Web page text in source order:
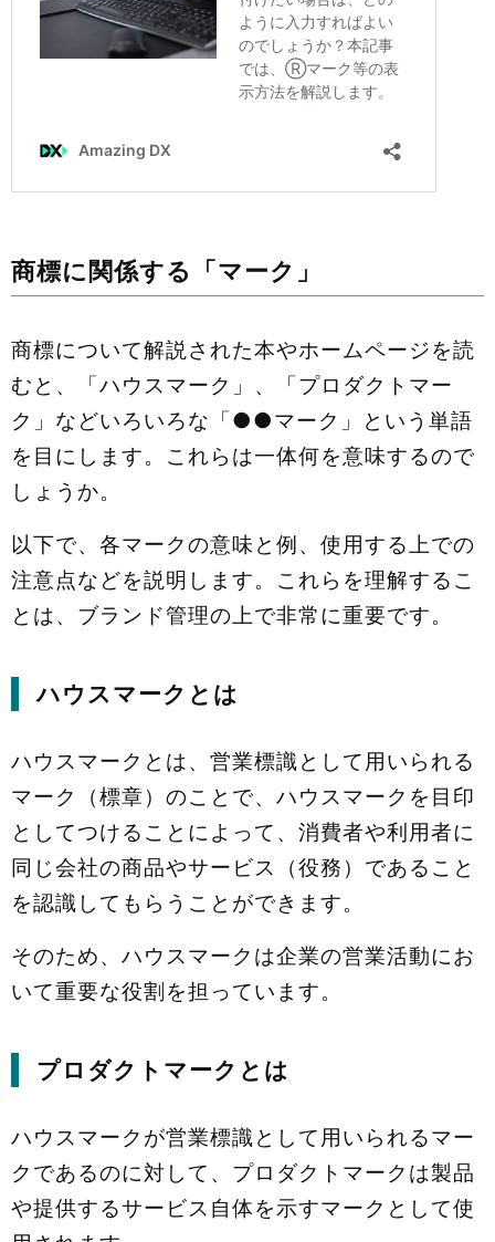
商標に関係する「マーク」
商標について解説された本やホームページを読
むと、「ハウスマーク」、「プロダクトマー
ク」などいろいろな「●●マーク」という単語
を目にします。これらは一体何を意味するので
しょうか。
以下で、各マークの意味と例、使用する上での
注意点などを説明します。これらを理解するこ
とは、ブランド管理の上で非常に重要です。
ハウスマークとは
ハウスマークとは、営業標識として用いられる
マーク（標章）のことで、ハウスマークを目印
としてつけることによって、消費者や利用者に
同じ会社の商品やサービス（役務）であること
を認識してもらうことができます。
そのため、ハウスマークは企業の営業活動にお
いて重要な役割を担っています。
プロダクトマークとは
ハウスマークが営業標識として用いられるマー
クであるのに対して、プロダクトマークは製品
や提供するサービス自体を示すマークとして使